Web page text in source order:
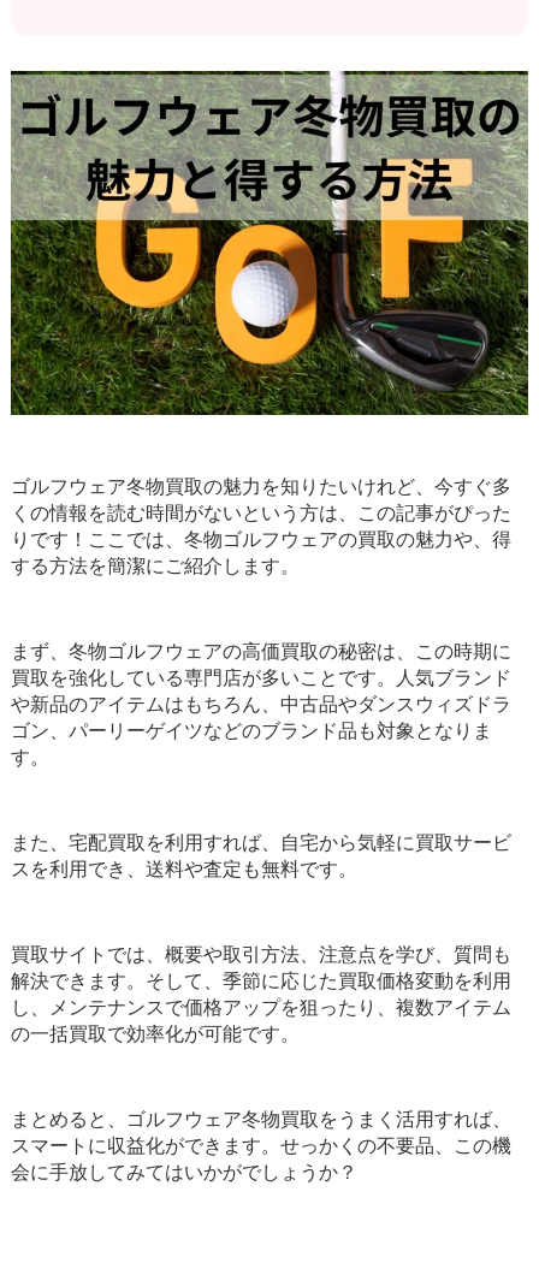
ゴルフウェア冬物買取の魅力を知りたいけれど、今すぐ多
くの情報を読む時間がないという方は、この記事がぴった
りです！ここでは、冬物ゴルフウェアの買取の魅力や、得
する方法を簡潔にご紹介します。
まず、冬物ゴルフウェアの高価買取の秘密は、この時期に
買取を強化している専門店が多いことです。人気ブランド
や新品のアイテムはもちろん、中古品やダンスウィズドラ
ゴン、パーリーゲイツなどのブランド品も対象となりま
す。
また、宅配買取を利用すれば、自宅から気軽に買取サービ
スを利用でき、送料や査定も無料です。
買取サイトでは、概要や取引方法、注意点を学び、質問も
解決できます。そして、季節に応じた買取価格変動を利用
し、メンテナンスで価格アップを狙ったり、複数アイテム
の一括買取で効率化が可能です。
まとめると、ゴルフウェア冬物買取をうまく活用すれば、
スマートに収益化ができます。せっかくの不要品、この機
会に手放してみてはいかがでしょうか？